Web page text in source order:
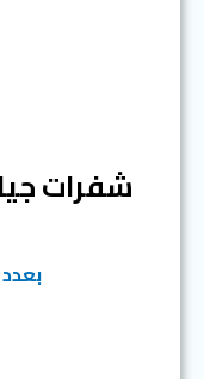
شفرات